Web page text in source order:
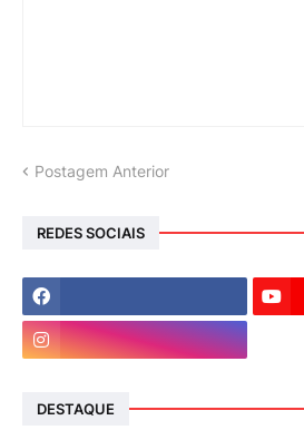
Postagem Anterior
REDES SOCIAIS
DESTAQUE